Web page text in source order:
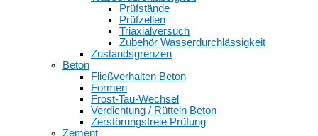
Prüfstände
Prüfzellen
Triaxialversuch
Zubehör Wasserdurchlässigkeit
Zustandsgrenzen
Beton
Fließverhalten Beton
Formen
Frost-Tau-Wechsel
Verdichtung / Rütteln Beton
Zerstörungsfreie Prüfung
Zement